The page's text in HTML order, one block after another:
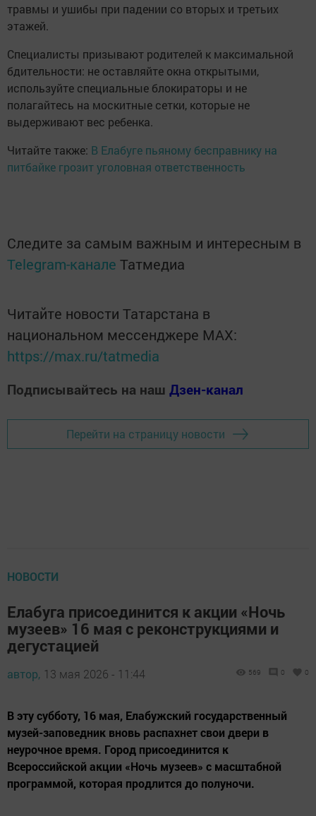
травмы и ушибы при падении со вторых и третьих
этажей.
Специалисты призывают родителей к максимальной
бдительности: не оставляйте окна открытыми,
используйте специальные блокираторы и не
полагайтесь на москитные сетки, которые не
выдерживают вес ребенка.
Читайте также: В Елабуге пьяному бесправнику на
питбайке грозит уголовная ответственность
Следите за самым важным и интересным в
Telegram-канале Татмедиа
Читайте новости Татарстана в
национальном мессенджере MАХ:
https://max.ru/tatmedia
Подписывайтесь на наш Дзен-канал
Перейти на страницу новости
НОВОСТИ
Елабуга присоединится к акции «Ночь
музеев» 16 мая с реконструкциями и
дегустацией
автор, 13 мая 2026 - 11:44 569 0 0
В эту субботу, 16 мая, Елабужский государственный
музей-заповедник вновь распахнет свои двери в
неурочное время. Город присоединится к
Всероссийской акции «Ночь музеев» с масштабной
программой, которая продлится до полуночи.